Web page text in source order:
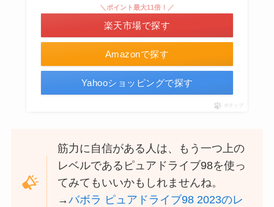
Amazonで探す
＼ポイント最大11倍！／
楽天市場で探す
Yahooショッピングで探す
ポチップ
筋力に自信がある人は、もう一つ上の
レベルであるピュアドライブ98を使っ
てみてもいいかもしれませんね。
→バボラ ピュアドライブ98 2023のレ